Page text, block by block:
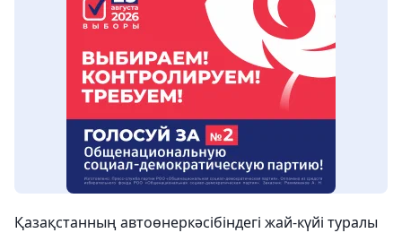
Қазақстанның автоөнеркәсібіндегі жай-күйі туралы